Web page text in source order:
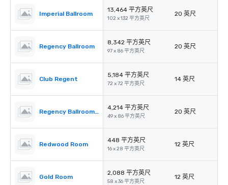
Imperial Ballroom
13,464 平方英尺
102 x 132 平方英尺
20 英尺
Regency Ballroom
8,342 平方英尺
97 x 86 平方英尺
20 英尺
Club Regent
5,184 平方英尺
72 x 72 平方英尺
14 英尺
Regency Ballroom II
4,214 平方英尺
49 x 86 平方英尺
20 英尺
Redwood Room
448 平方英尺
16 x 28 平方英尺
12 英尺
Gold Room
2,088 平方英尺
58 x 36 平方英尺
12 英尺